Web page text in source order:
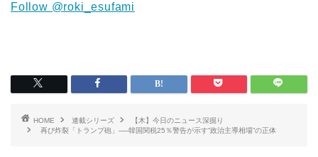
Follow @roki_esufami
HOME 連載シリーズ
【木】今日のニュース深掘り
再び炸裂「トランプ砲」──韓国関税25％警告が示す“政治主導相場”の正体